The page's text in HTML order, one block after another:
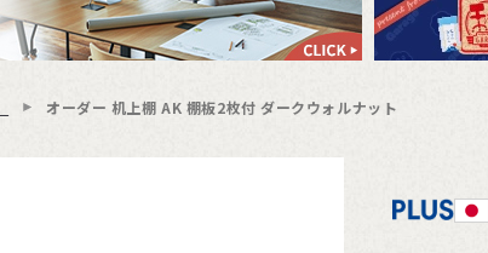
オーダー 机上棚 AK 棚板2枚付 ダークウォルナット